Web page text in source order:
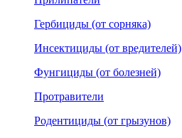
Гербициды (от сорняка)
Инсектициды (от вредителей)
Фунгициды (от болезней)
Протравители
Родентициды (от грызунов)